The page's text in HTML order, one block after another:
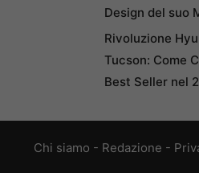
Design del suo
Rivoluzione
Tucson: Come
Best Seller nel
Chi siamo - Redazione -